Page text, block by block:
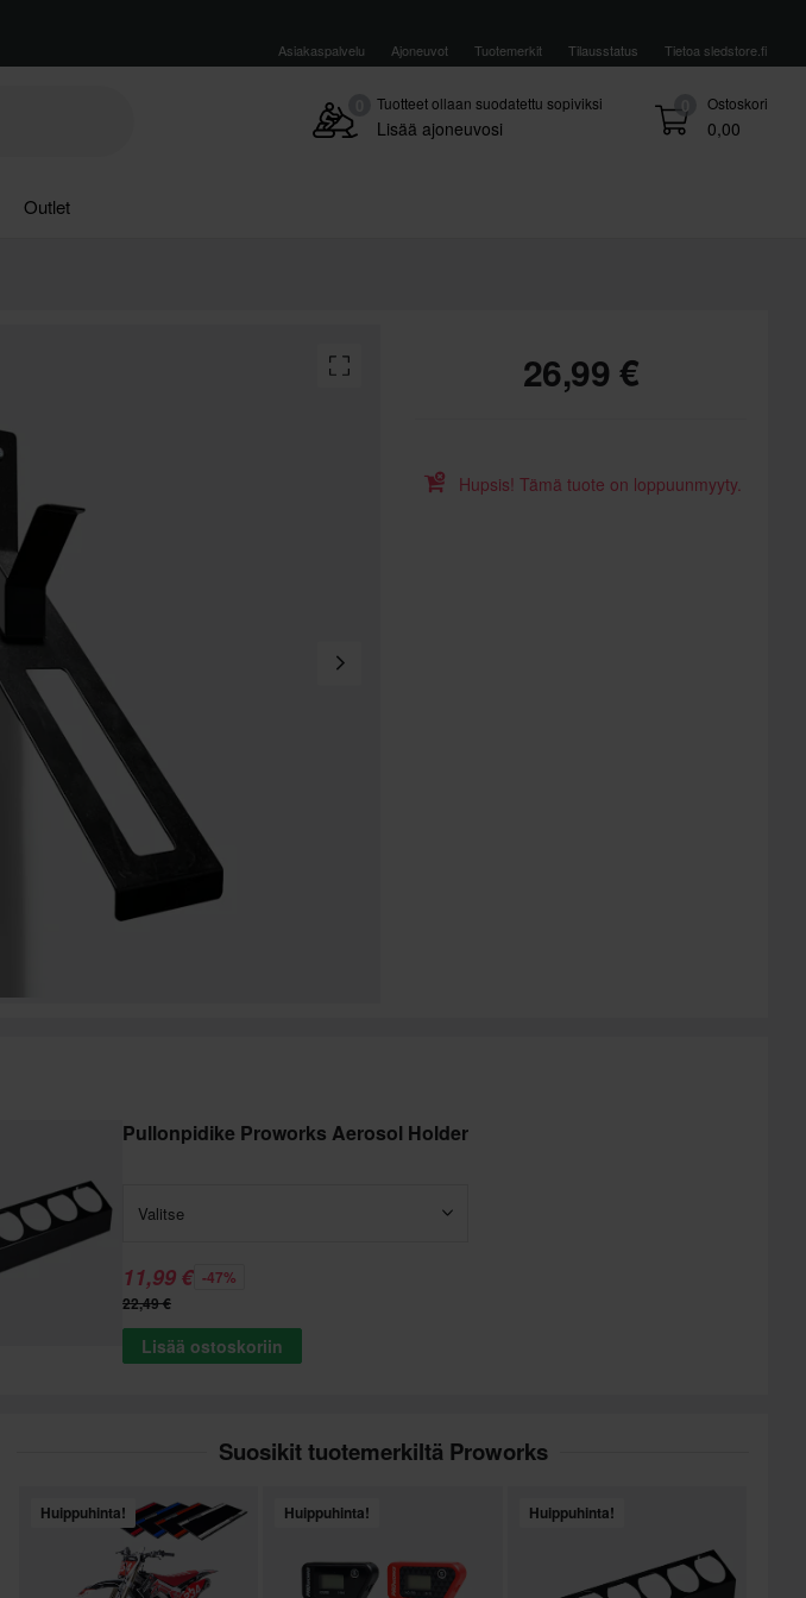
Asiakaspalvelu Ajoneuvot Tuotemerkit Tilausstatus Tietoa sledstore.fi
0 Ostoskori
0,00
Tuotteet ollaan suodatettu sopiviksi
Lisää ajoneuvosi
Outlet
26,99 €
Hupsis! Tämä tuote on loppuunmyyty.
Pullonpidike Proworks Aerosol Holder
Valitse
11,99 € -47%
22,49 €
Lisää ostoskoriin
Suosikit tuotemerkiltä Proworks
Huippuhinta! Huippuhinta! Huippuhinta!